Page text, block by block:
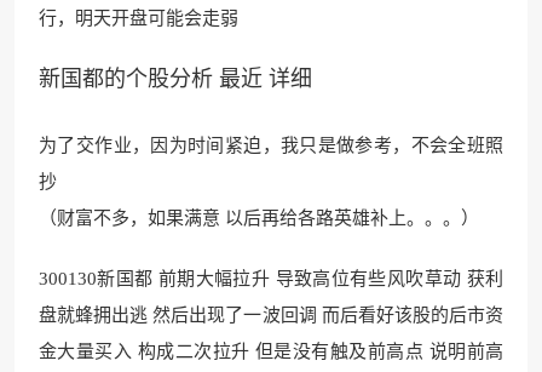
行，明天开盘可能会走弱
新国都的个股分析 最近 详细
为了交作业，因为时间紧迫，我只是做参考，不会全班照
抄
（财富不多，如果满意 以后再给各路英雄补上。。。）
300130新国都 前期大幅拉升 导致高位有些风吹草动 获利
盘就蜂拥出逃 然后出现了一波回调 而后看好该股的后市资
金大量买入 构成二次拉升 但是没有触及前高点 说明前高